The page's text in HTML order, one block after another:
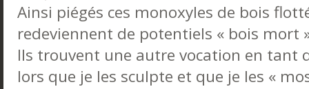
Ainsi piégés ces monoxyles de bois
redeviennent de potentiels « bois mort
Ils trouvent une autre vocation en tant
lors que je les sculpte et que je les «